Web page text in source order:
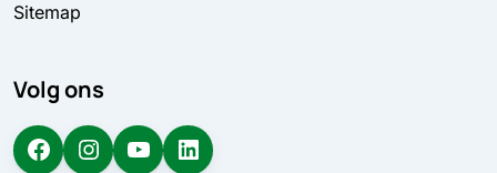
Sitemap
Volg ons
Facebook Instagram YouTube LinkedIn